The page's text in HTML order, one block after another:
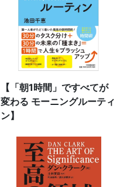
【「朝1時間」ですべてが
変わる モーニングルーティ
ン】